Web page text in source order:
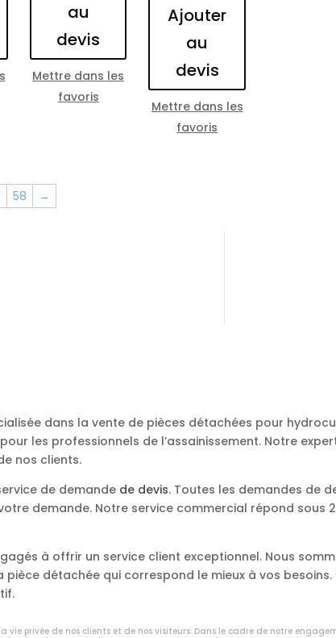
au
devis
Mettre dans les
favoris
Ajouter
au
devis
Mettre dans les
favoris
58 →
dans la vente de pièces détachées pour
les professionnels de l’assainissement. Notre
nos clients.
de demande de devis. Toutes les demandes de
demande. Notre service commercial répond sous
à offrir un service client exceptionnel. Nous
détachée qui correspond le mieux à vos
vie privée de nos clients et de nos visiteurs. Dans le cadre de notre